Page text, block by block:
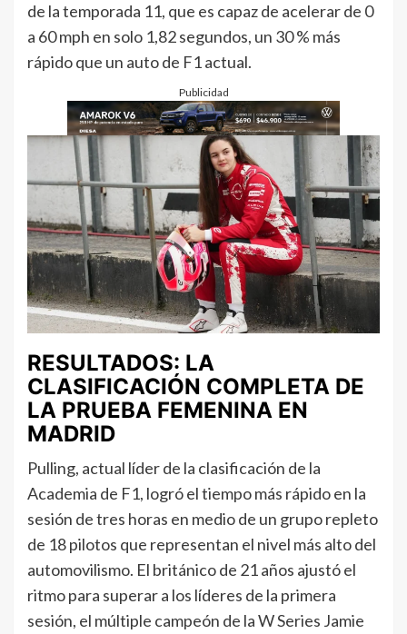
de la temporada 11, que es capaz de acelerar de 0
a 60 mph en solo 1,82 segundos, un 30 % más
rápido que un auto de F1 actual.
Publicidad
RESULTADOS: LA
CLASIFICACIÓN COMPLETA DE
LA PRUEBA FEMENINA EN
MADRID
Pulling, actual líder de la clasificación de la
Academia de F1, logró el tiempo más rápido en la
sesión de tres horas en medio de un grupo repleto
de 18 pilotos que representan el nivel más alto del
automovilismo. El británico de 21 años ajustó el
ritmo para superar a los líderes de la primera
sesión, el múltiple campeón de la W Series Jamie